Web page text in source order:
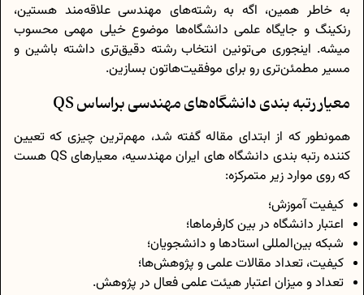
به خاطر همین، اگه به رشته‌های مهندسی علاقه‌مند هستین،
رنکینگ و جایگاه علمی دانشگاه‌ها موضوع خیلی مهمی محسوب
میشه. اینجوری می‌تونین انتخاب رشته دقیق‌تری داشته باشین و
مسیر مطمئن‌تری رو برای موفقیت‌هاتون بسازین.
معیار رتبه بندی دانشگاه‌های مهندسی براساس QS
همونطور که از ابتدای مقاله گفته شد، مهم‌ترین چیزی که تعیین
کننده رتبه بندی دانشگاه های ایران مهندسیه، معیارهای QS هست
که روی موارد زیر متمرکزه:
کیفیت آموزش؛
اعتبار دانشگاه در بین کارفرماها؛
شبکه بین‌المللی استادها و دانشجویان؛
کیفیت، تعداد مقالات علمی و پژوهش‌ها؛
تعداد و میزان اعتبار هیئت علمی فعال در پژوهش.